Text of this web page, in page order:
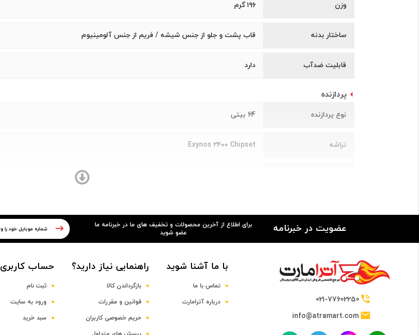
وزن ۱۹۶ گرم
ساختار بدنه قاب پشت و جلو از جنس شیشه / فریم از جنس آلومینیوم
قابلیت ضدآب دارد
پردازنده
نوع پردازنده 64 بیتی
تراشه Exynos ۲۴۰۰ Chipset
۱x Cortex-X۴ + ۲x Cortex-A۷۲۰ + ۳x Cortex-A۷۲۰ + ۴x Cortex-A۵۲۰
صفحه نمایش
صفحه نمایش رنگی
صفحه نمایش لمسی
عضویت در خبرنامه
برای اطلاع از آخرین محصولات و تخفیف های ما در خبرنامه ما
عضو شوید
021-77602250
info@atramart.com
با ما آشنا شوید
تماس با ما
درباره آترامارت
راهنمایی نیاز دارید؟
بازگرداندن کالا
قوانین و مقررات
حریم خصوصی کاربران
حساب کاربری
ثبت نام
ورود به سایت
سبد خرید